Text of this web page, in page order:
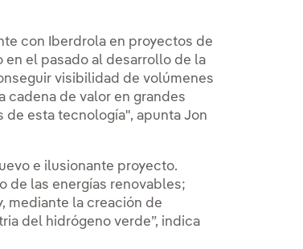
con Iberdrola en proyectos de
el pasado al desarrollo de la
visibilidad de volúmenes
cadena de valor en grandes
esta tecnología", apunta Jon
e ilusionante proyecto.
de las energías renovables;
mediante la creación de
del hidrógeno verde”, indica